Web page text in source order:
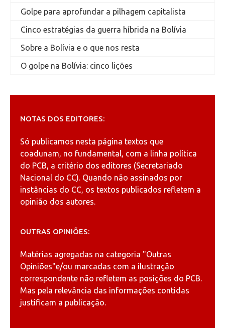
Golpe para aprofundar a pilhagem capitalista
Cinco estratégias da guerra híbrida na Bolívia
Sobre a Bolívia e o que nos resta
O golpe na Bolívia: cinco lições
NOTAS DOS EDITORES:
Só publicamos nesta página textos que
coadunam, no fundamental, com a linha política
do PCB, a critério dos editores (Secretariado
Nacional do CC). Quando não assinados por
instâncias do CC, os textos publicados refletem a
opinião dos autores.
OUTRAS OPINIÕES:
Matérias agregadas na categoria "Outras
Opiniões"e/ou marcadas com a ilustração
correspondente não refletem as posições do PCB.
Mas pela relevância das informações contidas
justificam a publicação.